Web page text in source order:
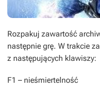
Rozpakuj zawartość
następnie grę. W trakcie
z następujących klawiszy:
F1 – nieśmiertelność